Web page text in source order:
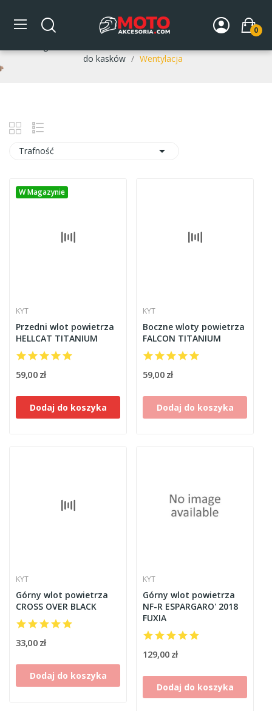
0
Wentylacja
do kasków
Wentylacja
Trafność 
W Magazynie
KYT
Przedni wlot powietrza
HELLCAT TITANIUM
59,00 zł
Dodaj do koszyka
KYT
Boczne wloty powietrza
FALCON TITANIUM
59,00 zł
Dodaj do koszyka
KYT
Górny wlot powietrza
CROSS OVER BLACK
33,00 zł
Dodaj do koszyka
KYT
Górny wlot powietrza
NF-R ESPARGARO' 2018
FUXIA
129,00 zł
Dodaj do koszyka